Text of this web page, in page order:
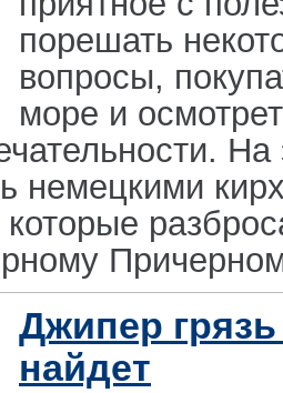
порешать
вопросы,
море и
На
немецкими
которые
Джипер
найдет